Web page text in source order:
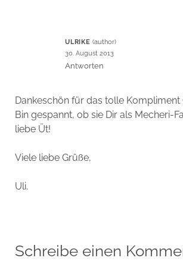
ULRIKE
30. August 2013
Antworten
Dankeschön für das tolle Kompliment
Bin gespannt, ob sie Dir als Mecheri-
liebe Üt!
Viele liebe Grüße,
Uli.
Schreibe einen